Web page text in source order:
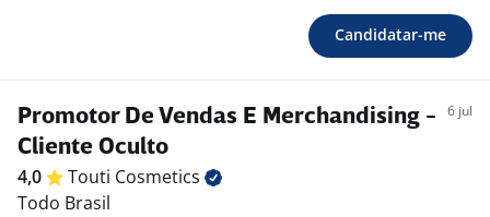
Candidatar-me
Promotor De Vendas E Merchandising -
Cliente Oculto
6 jul
4,0 Touti Cosmetics
Todo Brasil